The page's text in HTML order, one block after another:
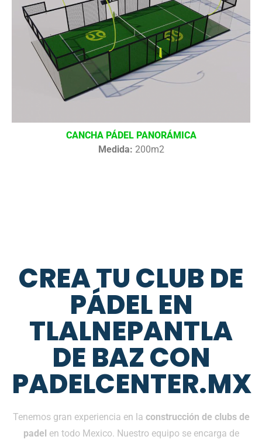
CANCHA PÁDEL PANORÁMICA
Medida: 200m2
CREA TU CLUB DE
PÁDEL EN
TLALNEPANTLA
DE BAZ CON
PADELCENTER.MX
Tenemos gran experiencia en la construcción de clubs de
padel en todo Mexico. Nuestro equipo se encarga de